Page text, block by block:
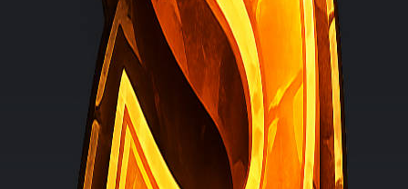
VIP Creator
Bewerbungen offen
Für Creator mit stärkerer Reichweite, sauberem Auftreten
und planbarer Aktivität.